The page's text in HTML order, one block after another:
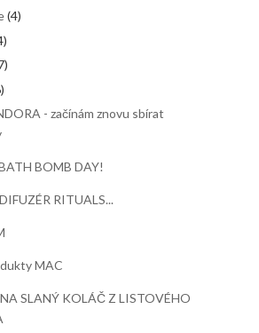
(4)
- začínám znovu sbírat
BOMB DAY!
RITUALS...
MAC
SLANÝ KOLÁČ Z LISTOVÉHO